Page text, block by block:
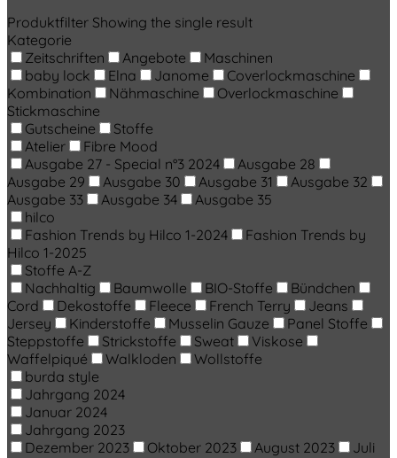
Produktfilter Showing the single result
Kategorie
Zeitschriften
Angebote
Maschinen
baby lock
Elna Janome
Coverlockmaschine
Kombination
Nähmaschine
Overlockmaschine
Stickmaschine
Gutscheine
Stoffe
Atelier
Fibre Mood
Ausgabe 27 - Special n°3 2024
Ausgabe 28
Ausgabe 29
Ausgabe 30 Ausgabe 31
Ausgabe 32
Ausgabe 33
Ausgabe 34
Ausgabe 35
hilco
Fashion Trends by Hilco 1-2024
Fashion Trends by
Hilco 1-2025
Stoffe A-Z
Nachhaltig
Baumwolle BIO-Stoffe
Bündchen
Cord
Dekostoffe Fleece French Terry
Jeans
Jersey
Kinderstoffe Musselin Gauze
Panel Stoffe
Steppstoffe
Strickstoffe Sweat
Viskose
Waffelpiqué
Walkloden
Wollstoffe
burda style
Jahrgang 2024
Januar 2024
Jahrgang 2023
Dezember 2023
Oktober 2023 August 2023
Juli